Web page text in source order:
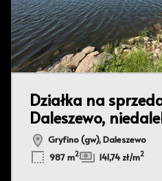
5
Działka na
Daleszewo,
Gryfino (gw), Daleszewo
987 m2 141,74 zł/m2